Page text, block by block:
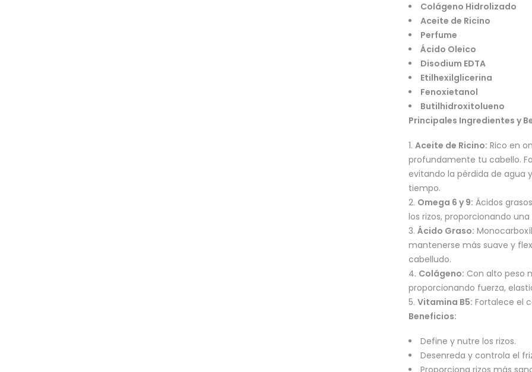
Colágeno Hidrolizado
Aceite de Ricino
Perfume
Ácido Oleico
Disodium EDTA
Etilhexilglicerina
Fenoxietanol
Butilhidroxitolueno
Principales Ingredientes y
Aceite de Ricino: Rico en
profundamente tu cabello.
evitando la pérdida de agua
tiempo.
Omega 6 y 9: Ácidos
los rizos, proporcionando
Ácido Graso:
mantenerse más suave y
cabelludo.
Colágeno: Con alto peso
proporcionando fuerza,
Vitamina B5: Fortalece el
Beneficios:
Define y nutre los rizos.
Desenreda y controla el